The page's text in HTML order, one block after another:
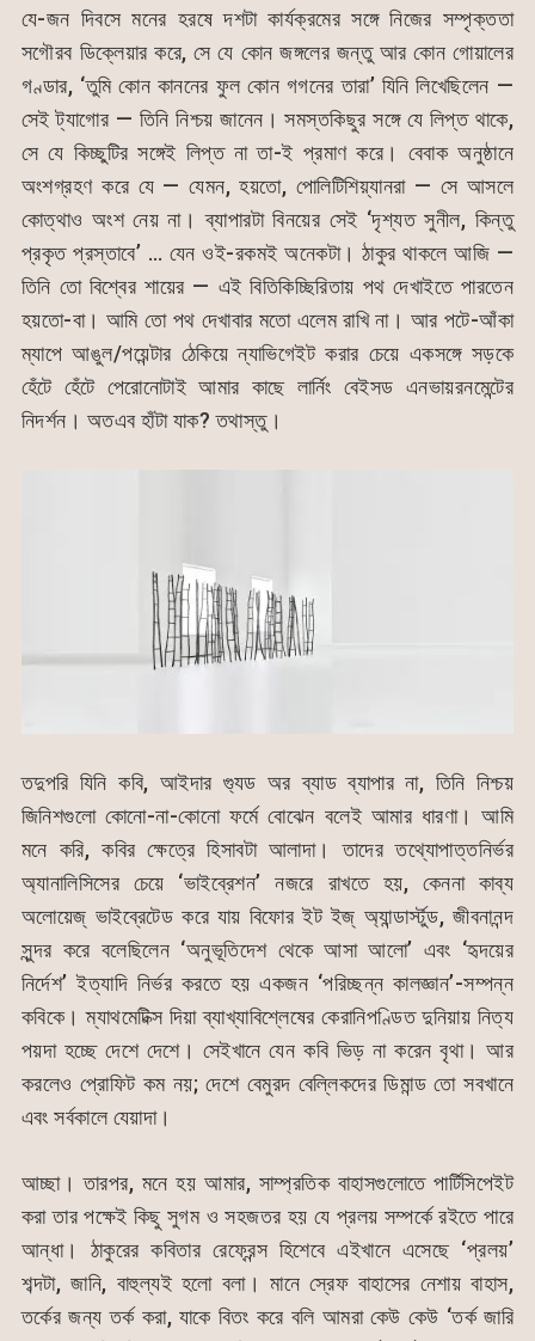
যে-জন দিবসে মনের হরষে দশটা কার্যক্রমের সঙ্গে নিজের সম্পৃক্ততা
সগৌরব ডিক্লেয়ার করে, সে যে কোন জঙ্গলের জন্তু আর কোন গোয়ালের
গণ্ডার, ‘তুমি কোন কাননের ফুল কোন গগনের তারা’ যিনি লিখেছিলেন —
সেই ট্যাগোর — তিনি নিশ্চয় জানেন। সমস্তকিছুর সঙ্গে যে লিপ্ত থাকে,
সে যে কিচ্ছুটির সঙ্গেই লিপ্ত না তা-ই প্রমাণ করে। বেবাক অনুষ্ঠানে
অংশগ্রহণ করে যে — যেমন, হয়তো, পোলিটিশিয়্যানরা — সে আসলে
কোত্থাও অংশ নেয় না। ব্যাপারটা বিনয়ের সেই ‘দৃশ্যত সুনীল, কিন্তু
প্রকৃত প্রস্তাবে’ … যেন ওই-রকমই অনেকটা। ঠাকুর থাকলে আজি —
তিনি তো বিশ্বের শায়ের — এই বিতিকিচ্ছিরিতায় পথ দেখাইতে পারতেন
হয়তো-বা। আমি তো পথ দেখাবার মতো এলেম রাখি না। আর পটে-আঁকা
ম্যাপে আঙুল/পয়েন্টার ঠেকিয়ে ন্যাভিগেইট করার চেয়ে একসঙ্গে সড়কে
হেঁটে হেঁটে পেরোনোটাই আমার কাছে লার্নিং বেইসড এনভায়রনমেন্টের
নিদর্শন। অতএব হাঁটা যাক? তথাস্তু।
তদুপরি যিনি কবি, আইদার গ্যুড অর ব্যাড ব্যাপার না, তিনি নিশ্চয়
জিনিশগুলো কোনো-না-কোনো ফর্মে বোঝেন বলেই আমার ধারণা। আমি
মনে করি, কবির ক্ষেত্রে হিসাবটা আলাদা। তাদের তথ্যোপাত্তনির্ভর
অ্যানালিসিসের চেয়ে ‘ভাইব্রেশন’ নজরে রাখতে হয়, কেননা কাব্য
অলোয়েজ্ ভাইব্রেটেড করে যায় বিফোর ইট ইজ্ অ্যান্ডার্স্টুড, জীবনানন্দ
সুন্দর করে বলেছিলেন ‘অনুভূতিদেশ থেকে আসা আলো’ এবং ‘হৃদয়ের
নির্দেশ’ ইত্যাদি নির্ভর করতে হয় একজন ‘পরিচ্ছন্ন কালজ্ঞান’-সম্পন্ন
কবিকে। ম্যাথমেটিক্স দিয়া ব্যাখ্যাবিশ্লেষের কেরানিপণ্ডিত দুনিয়ায় নিত্য
পয়দা হচ্ছে দেশে দেশে। সেইখানে যেন কবি ভিড় না করেন বৃথা। আর
করলেও প্রোফিট কম নয়; দেশে বেমুরদ বেল্লিকদের ডিমান্ড তো সবখানে
এবং সর্বকালে যেয়াদা।
আচ্ছা। তারপর, মনে হয় আমার, সাম্প্রতিক বাহাসগুলোতে পার্টিসিপেইট
করা তার পক্ষেই কিছু সুগম ও সহজতর হয় যে প্রলয় সম্পর্কে রইতে পারে
আন্ধা। ঠাকুরের কবিতার রেফ্রেন্স হিশেবে এইখানে এসেছে ‘প্রলয়’
শব্দটা, জানি, বাহুল্যই হলো বলা। মানে স্রেফ বাহাসের নেশায় বাহাস,
তর্কের জন্য তর্ক করা, যাকে বিতং করে বলি আমরা কেউ কেউ ‘তর্ক জারি